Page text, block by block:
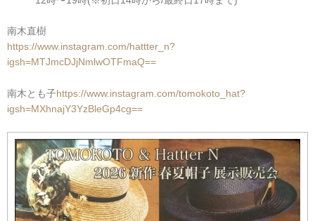
南木直樹
https://www.instagram.com/hattter_n?
igsh=MTJmcDJjNmlwOTFmaQ==
南木とも子https://www.instagram.com/tomokoto_hat?
igsh=MXhnajY3YzBleGp4cg==